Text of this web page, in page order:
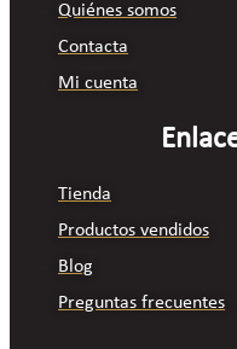
Quiénes somos
Contacta
Mi cuenta
Tienda
Productos vendidos
Blog
Preguntas frecuentes